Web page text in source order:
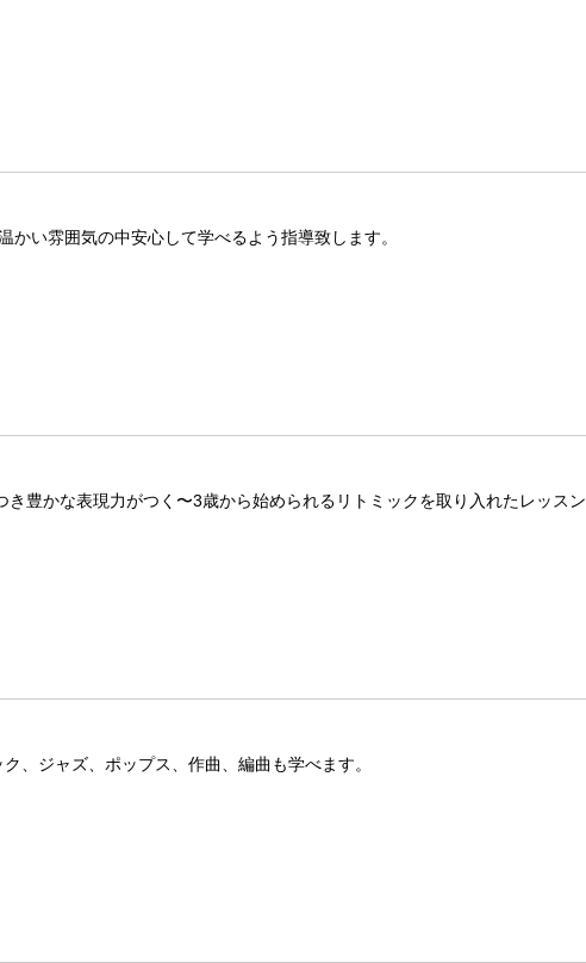
い雰囲気の中安心して学べるよう指導致します。
豊かな表現力がつく〜3歳から始められるリトミックを取り入れたレッスン
、ジャズ、ポップス、作曲、編曲も学べます。